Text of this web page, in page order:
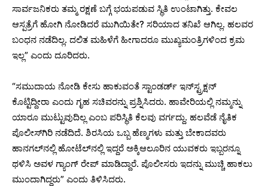
ಸಾರ್ವಜನಿಕರು ತಮ್ಮ ರಕ್ಷಣೆ ಬಗ್ಗೆ ಭಯಪಡುವ ಸ್ಥಿತಿ ಉಂಟಾಗಿತ್ತು. ಕೇವಲ
ಆಸ್ಪತ್ರೆಗೆ ಹೋಗಿ ನೋಡಿದರೆ ಮುಗಿಯಿತೇ? ಸರಿಯಾದ ತನಿಖೆ ಆಗಿಲ್ಲ. ಹಲವರ
ಬಂಧನ ನಡೆದಿಲ್ಲ. ದಲಿತ ಮಹಿಳೆಗೆ ಹೀಗಾದರೂ ಮುಖ್ಯಮಂತ್ರಿಗಳಿಂದ ಕ್ರಮ
ಇಲ್ಲ” ಎಂದು ದೂರಿದರು.
“ಸಮುದಾಯ ನೋಡಿ ಕೇಸು ಹಾಕುವಂತೆ ಸ್ಟಾಂಡರ್ಡ್ ಇನ್‍ಸ್ಟ್ರಕ್ಷನ್
ಕೊಟ್ಟಿದ್ದೀರಾ ಎಂದು ಗೃಹ ಸಚಿವರನ್ನು ಪ್ರಶ್ನಿಸಿದರು. ಹಾವೇರಿಯಲ್ಲಿ ನಮ್ಮನ್ನು
ಯಾರೂ ಮುಟ್ಟುವುದಿಲ್ಲ ಎಂಬ ಪರಿಸ್ಥಿತಿ ಕೆಲವು ವರ್ಗದ್ದು. ಹಲವೆಡೆ ನೈತಿಕ
ಪೊಲೀಸ್‍ಗಿರಿ ನಡೆದಿದೆ. ಶಿರಸಿಯ ಒಬ್ಬ ಹೆಣ್ಮಗಳು ಮತ್ತು ಬೇಕಾದವರು
ಹಾನಗಲ್‍ನಲ್ಲಿ ಹೋಟೆಲ್‍ನಲ್ಲಿ ಇದ್ದರೆ ಅಕ್ಕಿಆಲೂರಿನ ಯುವಕರು ಇಬ್ಬರನ್ನೂ
ಥಳಿಸಿ ಅವಳ ಗ್ಯಾಂಗ್ ರೇಪ್ ಮಾಡಿದ್ದಾರೆ. ಪೊಲೀಸರು ಇದನ್ನು ಮುಚ್ಚಿ ಹಾಕಲು
ಮುಂದಾಗಿದ್ದರು” ಎಂದು ತಿಳಿಸಿದರು.